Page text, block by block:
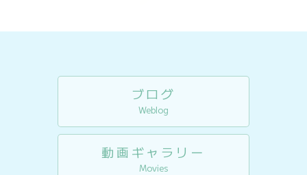
ブログ
Weblog
動画ギャラリー
Movies